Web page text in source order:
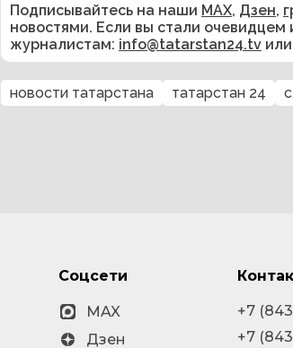
Подписывайтесь на наши MAX, Дзен,
новостями. Если вы стали
журналистам: info@tatarstan24.tv или
новости татарстана татарстан 24
Соцсети
MAX
Дзен
+7
+7